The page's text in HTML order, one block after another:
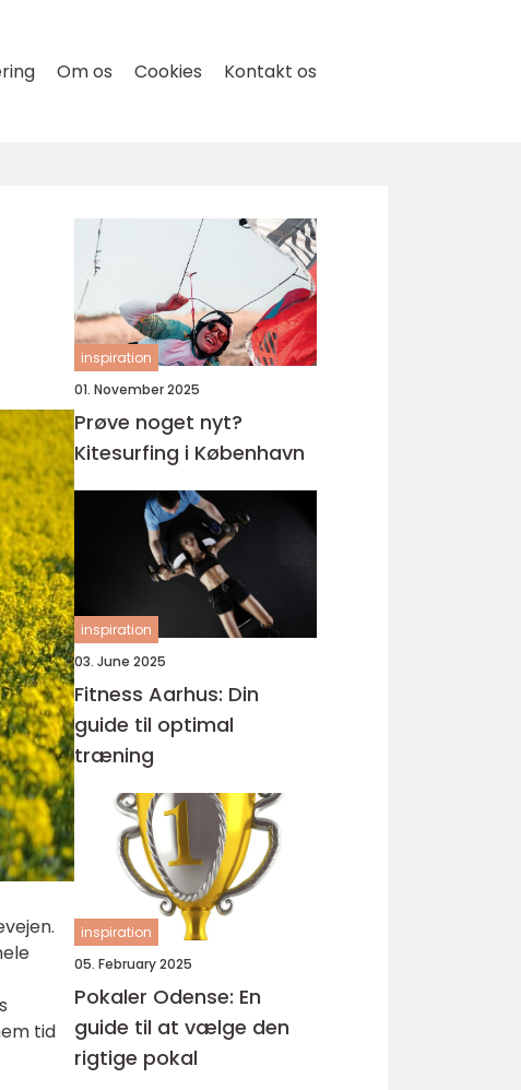
Om os Cookies Kontakt os
tid
inspiration
01. November 2025
Prøve noget nyt?
Kitesurfing i København
inspiration
03. June 2025
Fitness Aarhus: Din
guide til optimal
træning
inspiration
05. February 2025
Pokaler Odense: En
guide til at vælge den
rigtige pokal